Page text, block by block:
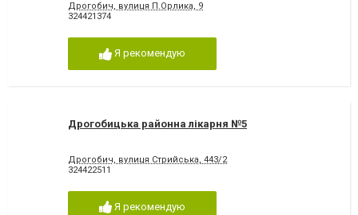
Дрогобич, вулиця П.Орлика, 9
324421374
Я рекомендую
Дрогобицька районна лікарня №5
Дрогобич, вулиця Стрийська, 443/2
324422511
Я рекомендую